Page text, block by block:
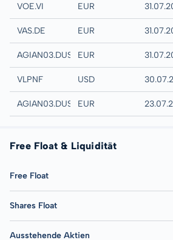
WIENER BOERSE AG
VOE.VI EUR
XETRA
VAS.DE EUR
Quotrix
AGIAN03.DUSD EUR
UTC
VLPNF USD
Düsseldorf
AGIAN03.DUSB EUR
Free Float & Liquidität
Free Float
Shares Float
Ausstehende Aktien